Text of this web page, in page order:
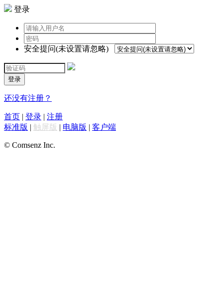
登录
安全提问(未设置请忽略)
登录
还没有注册？
首页 | 登录 | 注册
标准版 | 触屏版 | 电脑版 | 客户端
© Comsenz Inc.